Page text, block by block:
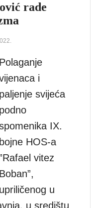
rade
Polaganje
i
paljenje svijeća
podno
IX.
bojne HOS-a
vitez
Boban”,
upriličenog u
u središtu